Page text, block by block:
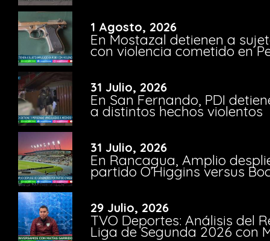
1 Agosto, 2026
En Mostazal detienen a
con violencia cometido en
31 Julio, 2026
En San Fernando, PDI
a distintos hechos violentos
31 Julio, 2026
En Rancagua, Amplio
partido O’Higgins versus
29 Julio, 2026
TVO Deportes: Análisis del
Liga de Segunda 2026 con